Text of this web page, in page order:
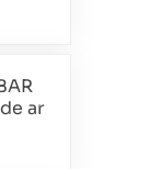
ar
1